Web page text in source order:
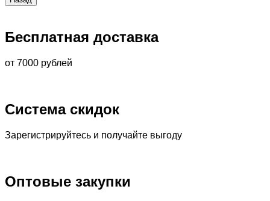
Бесплатная доставка
от 7000 рублей
Система скидок
Зарегистрируйтесь и получайте выгоду
Оптовые закупки